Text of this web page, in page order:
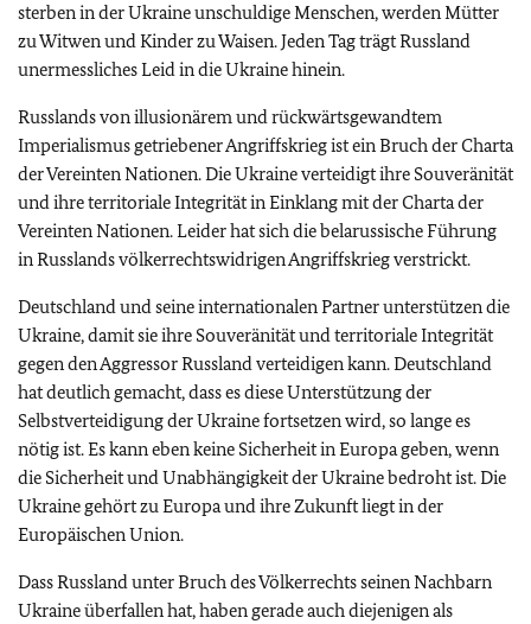
sterben in der Ukraine unschuldige Menschen, werden Mütter
zu Witwen und Kinder zu Waisen. Jeden Tag trägt Russland
unermessliches Leid in die Ukraine hinein.
Russlands von illusionärem und rückwärtsgewandtem
Imperialismus getriebener Angriffskrieg ist ein Bruch der Charta
der Vereinten Nationen. Die Ukraine verteidigt ihre Souveränität
und ihre territoriale Integrität in Einklang mit der Charta der
Vereinten Nationen. Leider hat sich die belarussische Führung
in Russlands völkerrechtswidrigen Angriffskrieg verstrickt.
Deutschland und seine internationalen Partner unterstützen die
Ukraine, damit sie ihre Souveränität und territoriale Integrität
gegen den Aggressor Russland verteidigen kann. Deutschland
hat deutlich gemacht, dass es diese Unterstützung der
Selbstverteidigung der Ukraine fortsetzen wird, so lange es
nötig ist. Es kann eben keine Sicherheit in Europa geben, wenn
die Sicherheit und Unabhängigkeit der Ukraine bedroht ist. Die
Ukraine gehört zu Europa und ihre Zukunft liegt in der
Europäischen Union.
Dass Russland unter Bruch des Völkerrechts seinen Nachbarn
Ukraine überfallen hat, haben gerade auch diejenigen als